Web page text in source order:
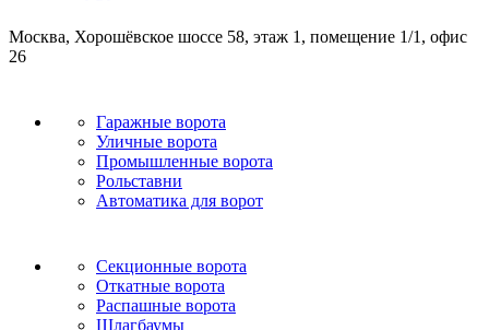
Москва, Хорошёвское шоссе 58, этаж 1, помещение 1/1, офис
26
Гаражные ворота
Уличные ворота
Промышленные ворота
Рольставни
Автоматика для ворот
Секционные ворота
Откатные ворота
Распашные ворота
Шлагбаумы